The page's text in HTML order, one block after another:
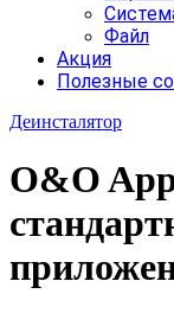
Файл
Акция
Полезные
Деинсталятор
O&O